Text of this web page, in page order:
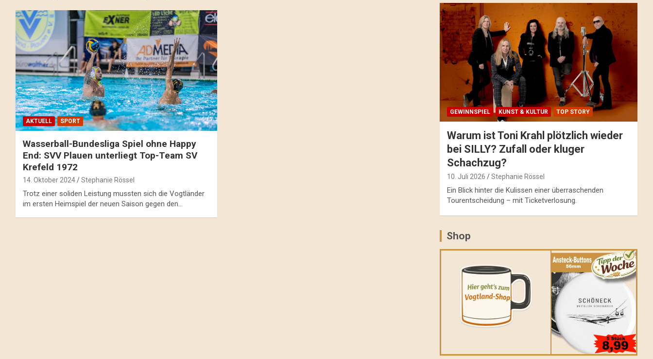
AKTUELL SPORT
Wasserball-Bundesliga Spiel ohne Happy
End: SVV Plauen unterliegt Top-Team SV
Krefeld 1972
14. Oktober 2024 Stephanie Rössel
Trotz einer soliden Leistung mussten sich die Vogtländer
im ersten Heimspiel der neuen Saison gegen den…
GEWINNSPIEL KUNST & KULTUR TOP STORY
Warum ist Toni Krahl plötzlich wieder
bei SILLY? Zufall oder kluger
Schachzug?
10. Juli 2026 Stephanie Rössel
Ein Blick hinter die Kulissen einer überraschenden
Tourentscheidung – mit Ticketverlosung.
Shop